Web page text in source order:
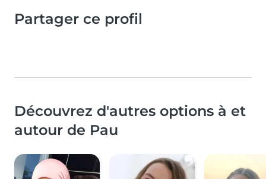
Partager ce profil
Découvrez d'autres options à et
autour de Pau